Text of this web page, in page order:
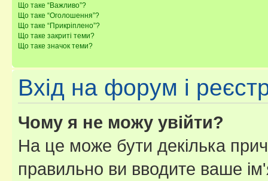
Що таке “Важливо”?
Що таке “Оголошення”?
Що таке “Прикріплено”?
Що таке закриті теми?
Що таке значок теми?
Вхід на форум і
Чому я не можу увійти?
На це може бути декілька
правильно ви вводите ваше